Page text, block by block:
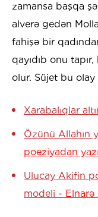
zamansa başqa
alverə gedən
fahişə bir
qayıdıb onu
olur. Süjet bu
Xarabalıqlar
Özünü Allahın
poeziyadan
Ulucay Akifin
modeli - Elnarə